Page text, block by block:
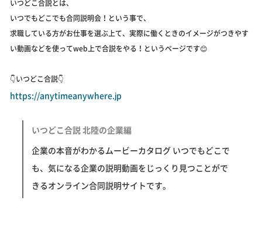
いつどこ合説とは、
いつでもどこでも合同説明会！という事で、
求職している方がお仕事を選ぶ上て、実際に働くときのイメージがつきやす
い動画などを使ってweb上で合説をやる！というページです😊
👇いつどこ合説👇
https://anytimeanywhere.jp
いつどこ合説 北陸の企業編
企業の本音がわかるムービーカタログ いつでもどこで
も、気になる企業の説明動画をじっくり見つことがで
きるオンライン合同説明サイトです。